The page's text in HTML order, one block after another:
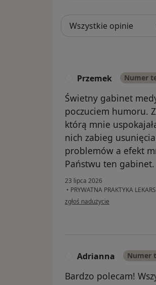
Przemek Numer
Świetny gabinet
poczuciem humoru.
którą mnie
nich zabieg
problemów a efekt
Państwu ten gabinet.
23 lipca 2026
• PRYWATNA PRAKTYKA
w opinii użytkownika Przemek
zgłoś nadużycie
Adrianna Numer
Bardzo polecam!